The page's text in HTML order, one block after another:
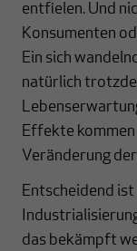
entfielen. Und
Konsumenten
Ein sich
natürlich
Effekte
Veränderung
Entscheidend ist
das bekämpft